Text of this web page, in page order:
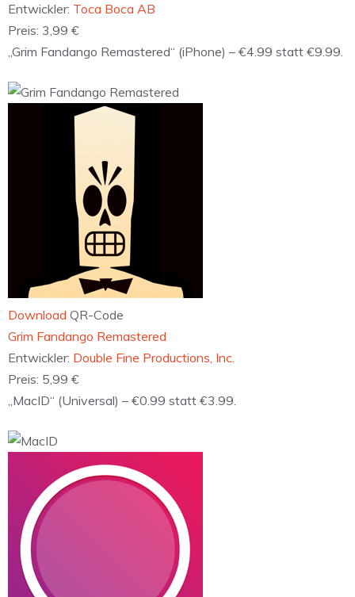
Entwickler: Toca Boca AB
Preis: 3,99 €
„Grim Fandango Remastered“ (iPhone) – €4.99 statt €9.99.
Download QR-Code
‎Grim Fandango Remastered
Entwickler: Double Fine Productions, Inc.
Preis: 5,99 €
„MacID“ (Universal) – €0.99 statt €3.99.